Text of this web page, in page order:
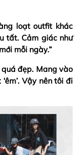
loạt outfit khác
tất. Cảm giác như
mỗi ngày.”
quá đẹp. Mang vào
Vậy nên tôi đi